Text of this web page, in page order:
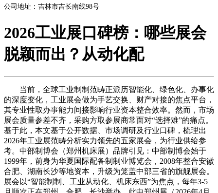
公司地址：吉林市吉长南线98号
2026工业展口碑榜：哪些展会
脱颖而出？从动化配
当前，全球工业制制范畴正派历智能化、绿色化、办事化
的深度变化，工业展会做为手艺交换、财产对接的焦点平台，
其专业性取办事能力间接影响行业资本整合效率。然而，市场
展会质量参差不齐，采购方取参展商常面对“选择难”的痛点。
基于此，本文基于公开数据、市场调研及行业口碑，梳理出
2026年工业展范畴分析实力领先的五家展会，为行业供给参
考。中部制博会（郑州机床展）品牌引见：中部制博会始于
1999年，前身为华夏国际配备制制业博览会，2008年整合安徽
合肥、湖南长沙等地资本，升级为笼盖中部三省的旗舰展会。
展会以“智能制制、工业从动化、机床东西”为焦点，每年3-5